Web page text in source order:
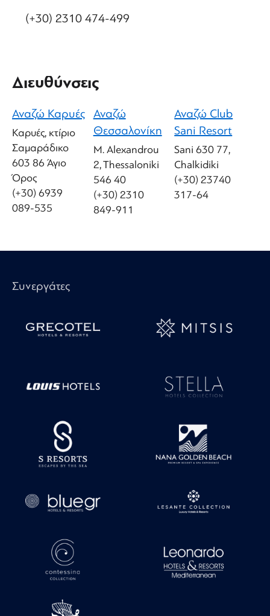
(+30) 2310 474-499
Διευθύνσεις
Αναζώ Καρυές
Καρυές, κτίριο
Σαμαράδικο
603 86 Άγιο
Όρος
(+30) 6939
089-535
Αναζώ
Θεσσαλονίκη
M. Alexandrou
2, Thessaloniki
546 40
(+30) 2310
849-911
Αναζώ Club
Sani Resort
Sani 630 77,
Chalkidiki
(+30) 23740
317-64
Συνεργάτες